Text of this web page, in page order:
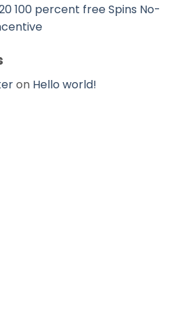
100 percent free Spins No-
on Hello world!